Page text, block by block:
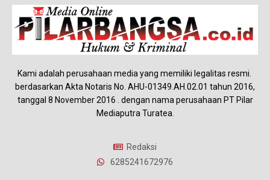
Kami adalah perusahaan media yang memiliki legalitas resmi.
berdasarkan Akta Notaris No. AHU-01349.AH.02.01 tahun 2016,
tanggal 8 November 2016 . dengan nama perusahaan PT Pilar
Mediaputra Turatea.
Redaksi
6285241672976